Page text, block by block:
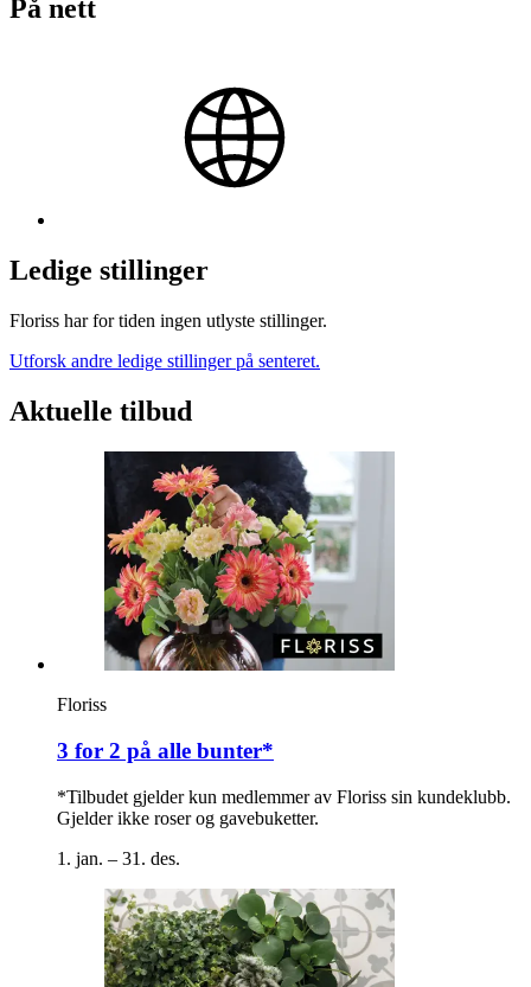
På nett
Ledige stillinger
Floriss har for tiden ingen utlyste stillinger.
Utforsk andre ledige stillinger på senteret.
Aktuelle tilbud
Floriss
3 for 2 på alle bunter*
*Tilbudet gjelder kun medlemmer av Floriss sin kundeklubb.
Gjelder ikke roser og gavebuketter.
1. jan. – 31. des.